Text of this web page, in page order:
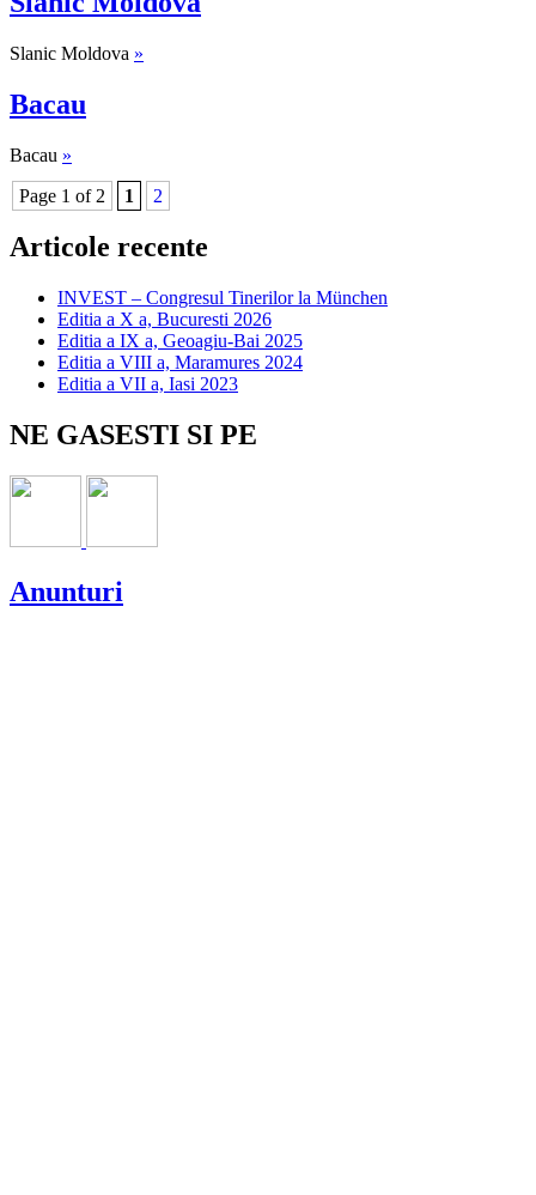
Slanic Moldova »
Bacau
Bacau »
Page 1 of 2
1 2
Articole recente
INVEST – Congresul Tinerilor la München
Editia a X a, Bucuresti 2026
Editia a IX a, Geoagiu-Bai 2025
Editia a VIII a, Maramures 2024
Editia a VII a, Iasi 2023
NE GASESTI SI PE
Anunturi